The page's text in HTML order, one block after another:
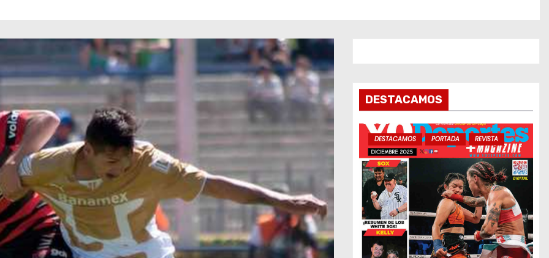
DESTACAMOS
DESTACAMOS PORTADA REVISTA